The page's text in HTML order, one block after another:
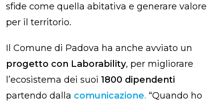
sfide come quella abitativa e generare valore
per il territorio.
Il Comune di Padova ha anche avviato un
progetto con Laborability, per migliorare
l’ecosistema dei suoi 1800 dipendenti
partendo dalla comunicazione. “Quando ho